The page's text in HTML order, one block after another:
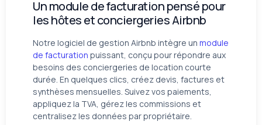
Un module de facturation pensé pour
les hôtes et conciergeries Airbnb
Notre logiciel de gestion Airbnb intègre un module
de facturation puissant, conçu pour répondre aux
besoins des conciergeries de location courte
durée. En quelques clics, créez devis, factures et
synthèses mensuelles. Suivez vos paiements,
appliquez la TVA, gérez les commissions et
centralisez les données par propriétaire.